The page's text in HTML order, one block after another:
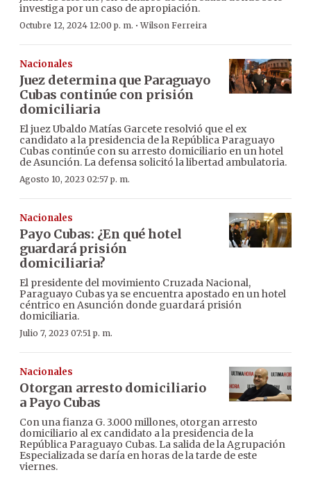
investiga por un caso de apropiación.
Octubre 12, 2024 12:00 p. m. ·Wilson Ferreira
Nacionales
Juez determina que Paraguayo
Cubas continúe con prisión
domiciliaria
El juez Ubaldo Matías Garcete resolvió que el ex
candidato a la presidencia de la República Paraguayo
Cubas continúe con su arresto domiciliario en un hotel
de Asunción. La defensa solicitó la libertad ambulatoria.
Agosto 10, 2023 02:57 p. m.
Nacionales
Payo Cubas: ¿En qué hotel
guardará prisión
domiciliaria?
El presidente del movimiento Cruzada Nacional,
Paraguayo Cubas ya se encuentra apostado en un hotel
céntrico en Asunción donde guardará prisión
domiciliaria.
Julio 7, 2023 07:51 p. m.
Nacionales
Otorgan arresto domiciliario
a Payo Cubas
Con una fianza G. 3.000 millones, otorgan arresto
domiciliario al ex candidato a la presidencia de la
República Paraguayo Cubas. La salida de la Agrupación
Especializada se daría en horas de la tarde de este
viernes.